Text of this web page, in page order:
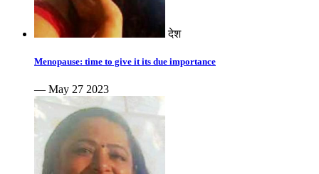
देश
Menopause: time to give it its due importance
— May 27 2023